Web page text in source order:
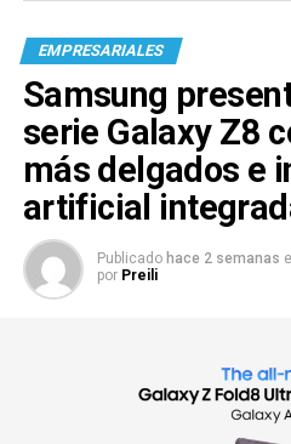
EMPRESARIALES
Samsung
serie Galaxy Z8
más delgados e
artificial
Publicado hace 2 semanas el
por Preili